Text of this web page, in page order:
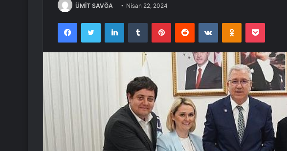
ÜMİT SAVĞA Nisan 22, 2024
FacebookTwitter LinkedInTumblr PinterestReddit VKontakteOdnoklassniki
Pocket